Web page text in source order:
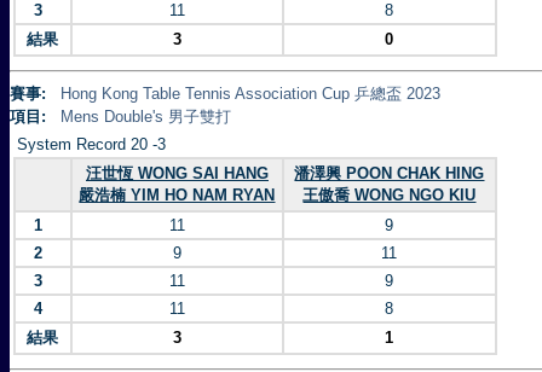
3
11
8
結果
3 0
賽事:
Hong Kong Table Tennis Association Cup 乒總盃 2023
項目:
Mens Double's 男子雙打
System Record 20 -3
汪世恆 WONG SAI HANG
嚴浩楠 YIM HO NAM RYAN
潘澤興 POON CHAK HING
王傲喬 WONG NGO KIU
1
11
9
2
9
11
3
11
9
4
11
8
結果
3 1